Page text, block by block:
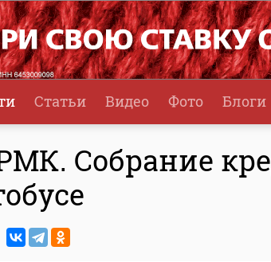
Статьи Видео Фото Блоги
Собрание